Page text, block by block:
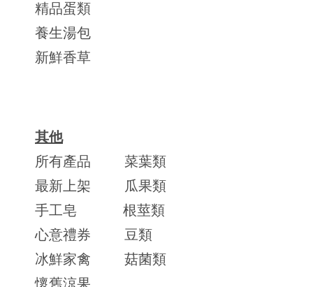
精品蛋類
養生湯包
新鮮香草
其他
所有產品
菜葉類
最新上架
瓜果類
手工皂
根莖類
心意禮券
豆類
冰鮮家禽
菇菌類
懷舊涼果